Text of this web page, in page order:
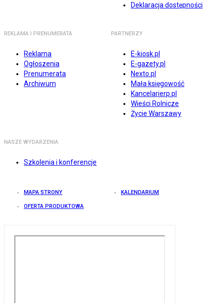
Deklaracja dostępności
REKLAMA I PRENUMERATA
Reklama
Ogłoszenia
Prenumerata
Archiwum
PARTNERZY
E-kiosk.pl
E-gazety.pl
Nexto.pl
Mała księgowość
Kancelarierp.pl
Wieści Rolnicze
Życie Warszawy
NASZE WYDARZENIA
Szkolenia i konferencje
MAPA STRONY KALENDARIUM
OFERTA PRODUKTOWA